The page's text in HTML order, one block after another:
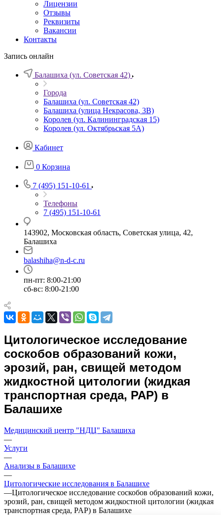
Лицензии
Отзывы
Реквизиты
Вакансии
Контакты
Запись онлайн
Балашиха (ул. Советская 42)
Города
Балашиха (ул. Советская 42)
Балашиха (улица Некрасова, 3В)
Королев (ул. Калининградская 15)
Королев (ул. Октябрьская 5А)
Кабинет
0 Корзина
7 (495) 151-10-61
Телефоны
7 (495) 151-10-61
143902, Московская область, Советская улица, 42,
Балашиха
balashiha@n-d-c.ru
пн-пт: 8:00-21:00
сб-вс: 8:00-21:00
Цитологическое исследование
соскобов образований кожи,
эрозий, ран, свищей методом
жидкостной цитологии (жидкая
транспортная среда, PAP) в
Балашихе
Медицинский центр "НДЦ" Балашиха
—
Услуги
—
Анализы в Балашихе
—
Цитологические исследования в Балашихе
—Цитологическое исследование соскобов образований кожи,
эрозий, ран, свищей методом жидкостной цитологии (жидкая
транспортная среда, PAP) в Балашихе